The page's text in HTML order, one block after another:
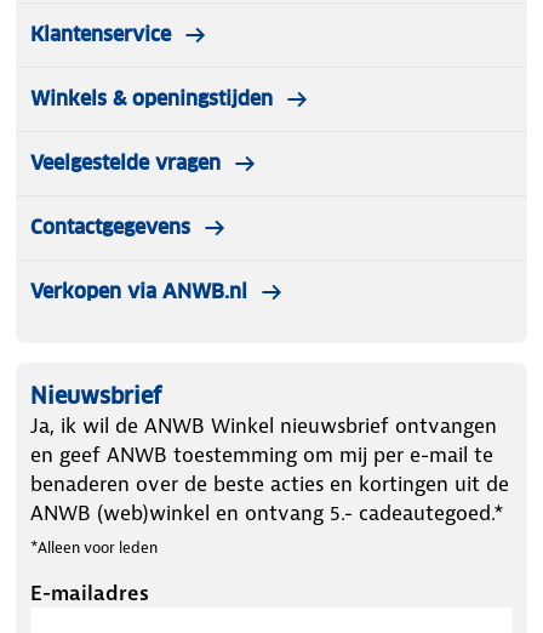
Klantenservice
Winkels & openingstijden
Veelgestelde vragen
Contactgegevens
Verkopen via ANWB.nl
Nieuwsbrief
Ja, ik wil de ANWB Winkel nieuwsbrief ontvangen
en geef ANWB toestemming om mij per e-mail te
benaderen over de beste acties en kortingen uit de
ANWB (web)winkel en ontvang 5.- cadeautegoed.*
*Alleen voor leden
E-mailadres